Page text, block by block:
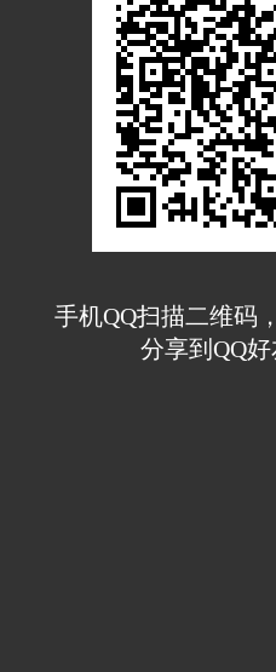
手机QQ扫描二维码
分享到QQ